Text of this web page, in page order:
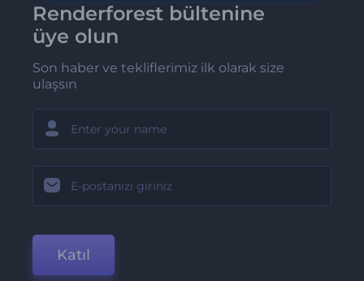
Renderforest bültenine
üye olun
Son haber ve tekliflerimiz ilk olarak size
ulaşsın
Katıl